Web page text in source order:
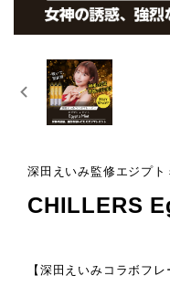
深田えいみ監修エジプト
CHILLERS
【深田えいみコラボフ